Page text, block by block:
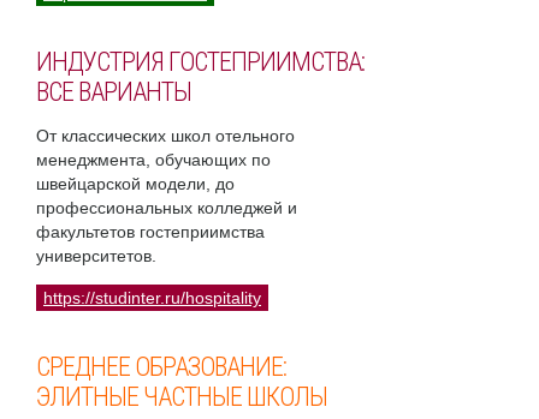
ИНДУСТРИЯ ГОСТЕПРИИМСТВА:
ВСЕ ВАРИАНТЫ
От классических школ отельного
менеджмента, обучающих по
швейцарской модели, до
профессиональных колледжей и
факультетов гостеприимства
университетов.
https://studinter.ru/hospitality
СРЕДНЕЕ ОБРАЗОВАНИЕ:
ЭЛИТНЫЕ ЧАСТНЫЕ ШКОЛЫ